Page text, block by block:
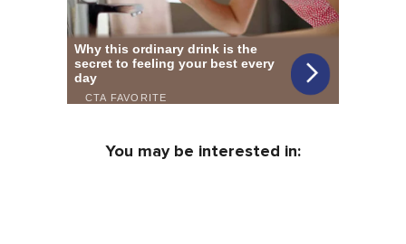
You may be interested in: